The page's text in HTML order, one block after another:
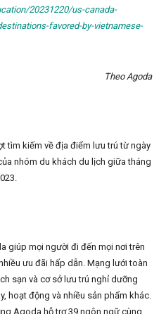
20231220/us-canada-
favored-by-vietnamese-
Theo Agoda
tìm kiếm về địa điểm lưu trú từ ngày
nhóm du khách du lịch giữa tháng
giúp mọi người đi đến mọi nơi trên
ưu đãi hấp dẫn. Mạng lưới toàn
sạn và cơ sở lưu trú nghỉ dưỡng
hoạt động và nhiều sản phẩm khác.
Agoda hỗ trợ 39 ngôn ngữ cùng